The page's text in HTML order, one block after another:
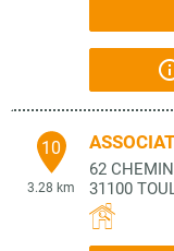
10
3.28 km
62
31100